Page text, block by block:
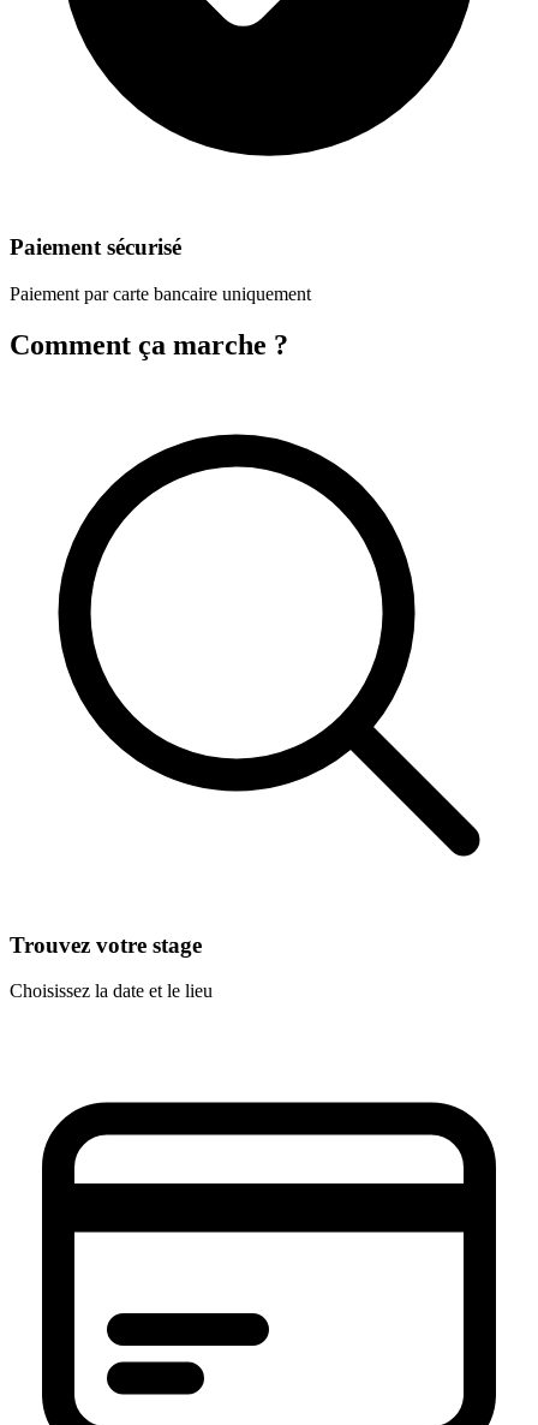
Paiement sécurisé
Paiement par carte bancaire uniquement
Comment ça marche ?
Trouvez votre stage
Choisissez la date et le lieu